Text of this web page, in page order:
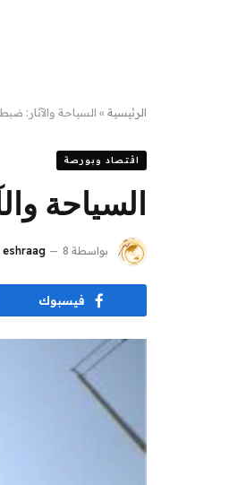
الرئيسية » السياحة والآثار: ضبط 72 كيانا غير شرعى وتم اتخاذ الإجراءات القانونية
اقتصاد وبورصة
السياحة والآثار: ضبط 72 كيانا غير
بواسطة eshraag 8 فبراير، 2024
فيسبوك